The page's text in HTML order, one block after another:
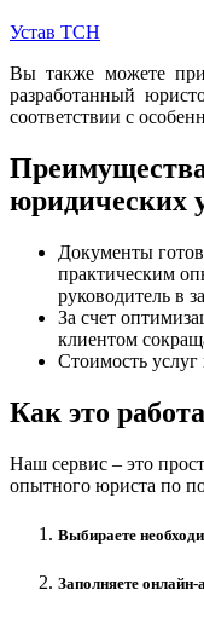
Устав ТСН
Вы также можете
разработанный
соответствии с
юридических
Документы
практическим
руководитель в
За счет
клиентом
Стоимость
Как это
Наш сервис – это
опытного юриста по
Выбираете
Заполняете онлайн-